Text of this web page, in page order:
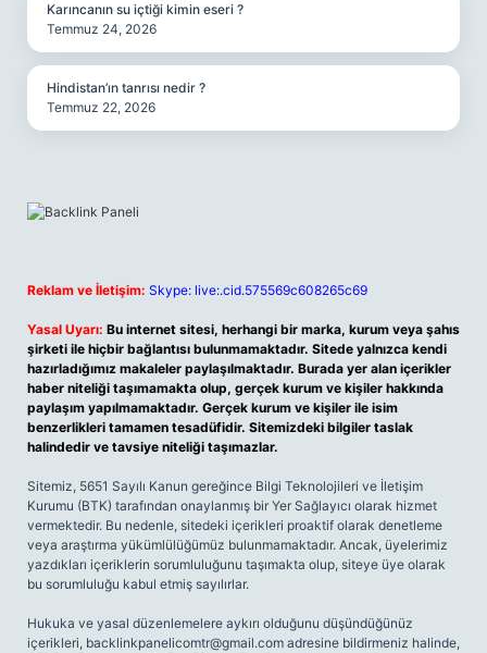
Karıncanın su içtiği kimin eseri ?
Temmuz 24, 2026
Hindistan’ın tanrısı nedir ?
Temmuz 22, 2026
Reklam ve İletişim: Skype: live:.cid.575569c608265c69
Yasal Uyarı: Bu internet sitesi, herhangi bir marka, kurum veya şahıs
şirketi ile hiçbir bağlantısı bulunmamaktadır. Sitede yalnızca kendi
hazırladığımız makaleler paylaşılmaktadır. Burada yer alan içerikler
haber niteliği taşımamakta olup, gerçek kurum ve kişiler hakkında
paylaşım yapılmamaktadır. Gerçek kurum ve kişiler ile isim
benzerlikleri tamamen tesadüfidir. Sitemizdeki bilgiler taslak
halindedir ve tavsiye niteliği taşımazlar.
Sitemiz, 5651 Sayılı Kanun gereğince Bilgi Teknolojileri ve İletişim
Kurumu (BTK) tarafından onaylanmış bir Yer Sağlayıcı olarak hizmet
vermektedir. Bu nedenle, sitedeki içerikleri proaktif olarak denetleme
veya araştırma yükümlülüğümüz bulunmamaktadır. Ancak, üyelerimiz
yazdıkları içeriklerin sorumluluğunu taşımakta olup, siteye üye olarak
bu sorumluluğu kabul etmiş sayılırlar.
Hukuka ve yasal düzenlemelere aykırı olduğunu düşündüğünüz
içerikleri, backlinkpanelicomtr@gmail.com adresine bildirmeniz halinde,